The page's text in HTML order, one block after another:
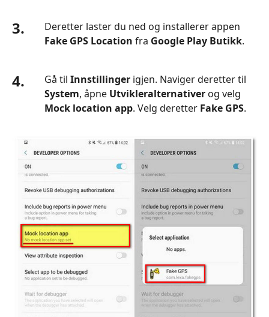
3.
Deretter laster du ned og installerer appen
Fake GPS Location fra Google Play Butikk.
4. Gå til Innstillinger igjen. Naviger deretter til
System, åpne Utvikleralternativer og velg
Mock location app. Velg deretter Fake GPS.